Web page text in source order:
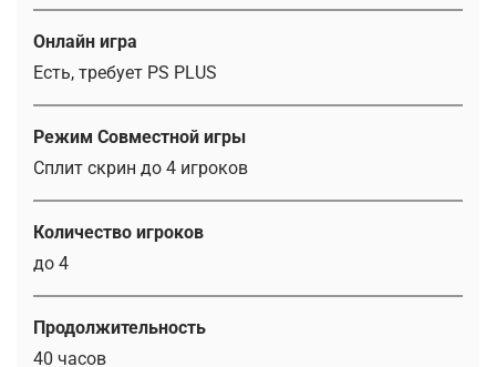
Онлайн игра
Есть, требует PS PLUS
Режим Совместной игры
Сплит скрин до 4 игроков
Количество игроков
до 4
Продолжительность
40 часов